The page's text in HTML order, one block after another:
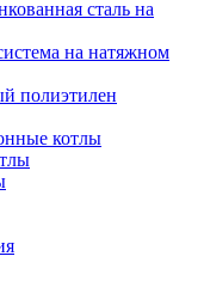
сталь на
на натяжном
полиэтилен
котлы